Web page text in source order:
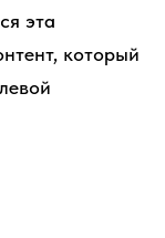
эта
который